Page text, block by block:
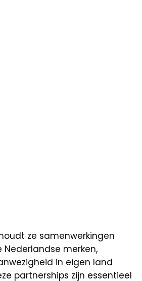
ze samenwerkingen
merken,
in eigen land
partnerships zijn essentieel